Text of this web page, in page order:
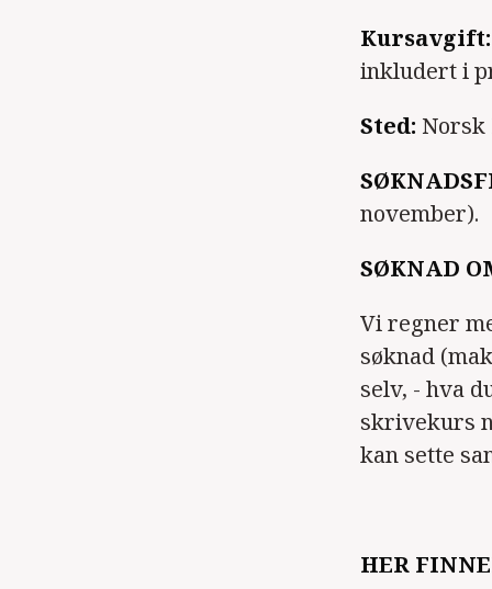
Kursavgift:
inkludert i
Sted: Norsk
november).
SØKNAD
Vi regner
søknad
selv, - hva
skrivekurs
kan sette
HER